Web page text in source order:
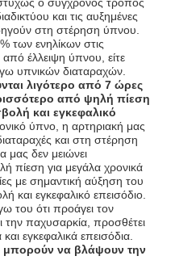
και τις αυξημένες
στη στέρηση ύπνου.
των ενηλίκων στις
έλλειψη ύπνου, είτε
υπνικών διαταραχών.
λιγότερο από 7 ώρες
από ψηλή πίεση
και εγκεφαλικό
ύπνο, η αρτηριακή μας
και στη στέρηση
μας δεν μειώνει
πίεση για μεγάλα χρονικά
με σημαντική αύξηση του
και εγκεφαλικό επεισόδιο.
του ότι προάγει τον
παχυσαρκία, προσθέτει
εγκεφαλικά επεισόδια.
μπορούν να βλάψουν την